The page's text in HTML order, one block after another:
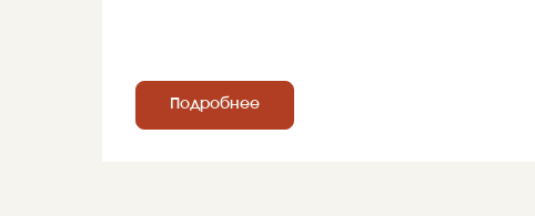
Подробнее